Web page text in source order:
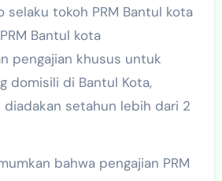
selaku tokoh PRM Bantul kota
Bantul kota
pengajian khusus untuk
domisili di Bantul Kota,
diadakan setahun lebih dari 2
bahwa pengajian PRM